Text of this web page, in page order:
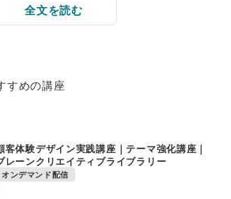
全文を読む
すめの講座
客体験デザイン実践講座｜テーマ強化講座｜
レーンクリエイティブライブラリー
オンデマンド配信